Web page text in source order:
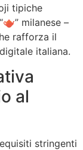
tipiche
milanese –
rafforza il
italiana.
al
stringenti